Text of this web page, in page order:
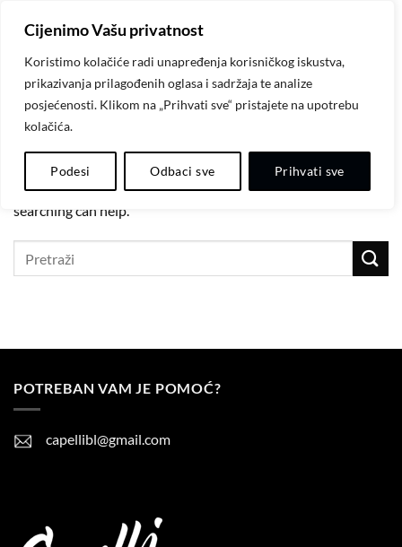
Cijenimo Vašu privatnost
Koristimo kolačiće radi unapređenja korisničkog iskustva,
prikazivanja prilagođenih oglasa i sadržaja te analize
posjećenosti. Klikom na „Prihvati sve“ pristajete na upotrebu
kolačića.
Podesi Odbaci sve Prihvati sve
content
AUTHOR ARCHIVES: CAPELLI BANJA LUKA
Nothing Found
It seems we can’t find what you’re looking for. Perhaps
searching can help.
POTREBAN VAM JE POMOĆ?
capellibl@gmail.com